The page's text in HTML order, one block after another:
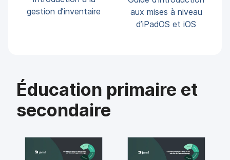
gestion d’inventaire
aux mises à niveau
d’iPadOS et iOS
Éducation primaire et
secondaire